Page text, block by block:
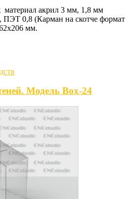
материал акрил 3 мм, 1,8 мм
0,8 (Карман на скотче формат
мм.
Модель Box-24